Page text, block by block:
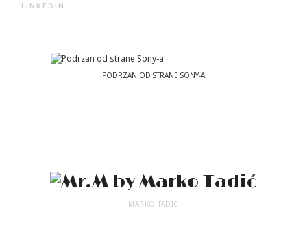
LINKEDIN
PODRZAN OD STRANE SONY-A
MARKO TADIC